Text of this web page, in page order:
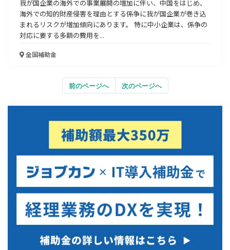
我が国企業の海外での事業展開の増加に伴い、中国をはじめ、
海外での知的財産侵害を理由とする係争に我が国企業が巻き込
まれるリスクが増加傾向にあります。 特に中小企業は、係争の
対応に要する多額の費用を...
全国補助金
前のページへ 次のページへ